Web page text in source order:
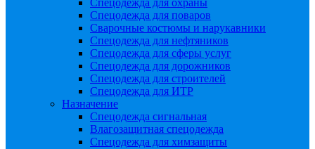
Спецодежда для охраны
Спецодежда для поваров
Сварочные костюмы и нарукавники
Спецодежда для нефтяников
Спецодежда для сферы услуг
Спецодежда для дорожников
Спецодежда для строителей
Спецодежда для ИТР
Назначение
Спецодежда сигнальная
Влагозащитная спецодежда
Спецодежда для химзащиты